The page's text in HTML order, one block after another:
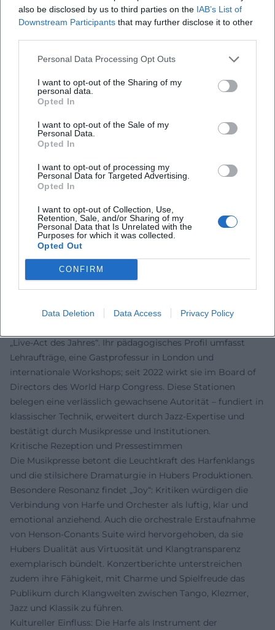
also be disclosed by us to third parties on the IAB’s List of
Downstream Participants that may further disclose it to other
Personal Data Processing Opt Outs
I want to opt-out of the Sharing of my
personal data.
Opted In
I want to opt-out of the Sale of my
Personal Data.
Opted In
I want to opt-out of processing my
Personal Data for Targeted Advertising.
Opted In
I want to opt-out of Collection, Use,
Retention, Sale, and/or Sharing of my
Personal Data that Is Unrelated with the
Purposes for which it was collected.
Opted Out
CONFIRM
Data Deletion Data Access Privacy Policy
unternommenen Pilgerwanderung schöpft. Hinzu
kommen kuratierte Bühnenprogramme wie „The Magic of
Stil und Technik: Zwischen Groove, Glissando und feiner
Artikulation
Hubers Stil vereint rhythmische Präzision mit melodischer
Eleganz. In groovenden Passagen nutzt sie
polyrhythmische Pattern, synkopierte Akzente und
percussive Dämpftechniken, um dem Harfensound eine
tänzerische Erdung zu geben; in lyrischen Abschnitten
trägt eine kantable Linienführung, unterstützt von subtiler
Dynamikformung und fein gezeichneten Verzierungen.
erweiterten Jazzakkorden und impressionistisch gefärbten
Tonalitäten. Ihre Arrangements bauen auf klarer Form,
wiederkehrenden Motiven und farblich kontrastierenden
Sektionen – eine Handschrift, die sowohl im Solo- als auch
im Orchesterkontext besticht.
Auszeichnungen, Institutionen und musikalische Autorität
mit dem German Jazz Award (Gold) ausgezeichnet. Mit
„Live-Act des Jahres“. Ihr pädagogisches Profil umfasst
Lehraufträge, eine Gastprofessur in London und
internationale Workshops; seit 2022 wirkt sie im Board of
Directors des World Harp Congress. Diese Stationen
belegen eine verlässlich gewachsene Autorität – fundiert in
klassischer Technik, erweitert durch Jazz-Expertise und
bestätigt durch Musikpresse und Institutionen.
Kritische Rezeption und Pressestimmen
Die Musikpresse betont die Leuchtkraft des Harfenklangs
und die stilsichere Dramaturgie in Hubers Produktionen.
Besondere Resonanz findet „Joy“: Kritiken würdigen die
Verbindung von Harfe und Orchester als luftig, klar und
emotional anziehend. Auch die orchestrale Erstaufnahme
von Henson-Conants Suite wird hervorgehoben, da sie
Hubers Dualität aus Virtuosität und Klangtransparenz
exemplarisch bündelt. Konzertberichte unterstreichen
zudem ihre Fähigkeit, mit Charme und Spielfreude das
Publikum durch Klangwelten zwischen Tango, Klezmer,
Jazz und Klassik zu führen.
Kultureller Einfluss: Die Harfe als Instrument der